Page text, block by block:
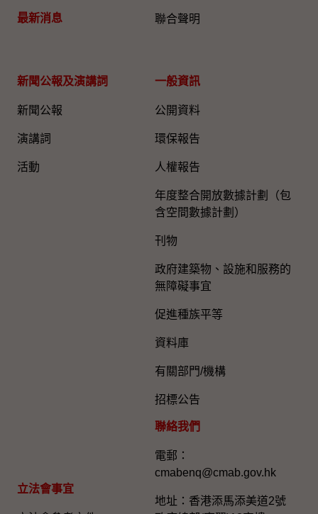
最新消息 聯合聲明
新聞公報及演講詞
新聞公報
演講詞
活動
立法會事宜
一般資訊​
公開資料
環保報告
人權報告
年度整合開放數據計劃（包
含空間數據計劃）
刊物
政府建築物、設施和服務的
無障礙事宜
促進種族平等
資料庫
有關部門/機構
招標公告
聯絡我們
電郵：
cmabenq@cmab.gov.hk​
地址：香港添馬添美道2號